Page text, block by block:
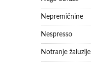
Nepremičnine
Nespresso
Notranje žaluzije